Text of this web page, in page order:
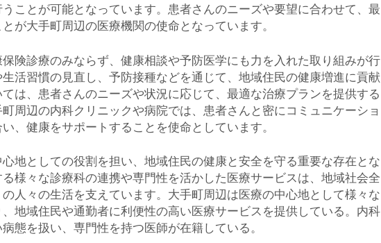
ことが可能となっています。患者さんのニーズや要望に合わせて、最
が大手町周辺の医療機関の使命となっています。
険診療のみならず、健康相談や予防医学にも力を入れた取り組みが行
活習慣の見直し、予防接種などを通じて、地域住民の健康増進に貢献
は、患者さんのニーズや状況に応じて、最適な治療プランを提供する
周辺の内科クリニックや病院では、患者さんと密にコミュニケーショ
、健康をサポートすることを使命としています。
地としての役割を担い、地域住民の健康と安全を守る重要な存在とな
様々な診療科の連携や専門性を活かした医療サービスは、地域社会全
人々の生活を支えています。大手町周辺は医療の中心地として様々な
地域住民や通勤者に利便性の高い医療サービスを提供している。内科
態を扱い、専門性を持つ医師が在籍している。